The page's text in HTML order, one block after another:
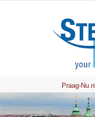
Praag-Nu.nl